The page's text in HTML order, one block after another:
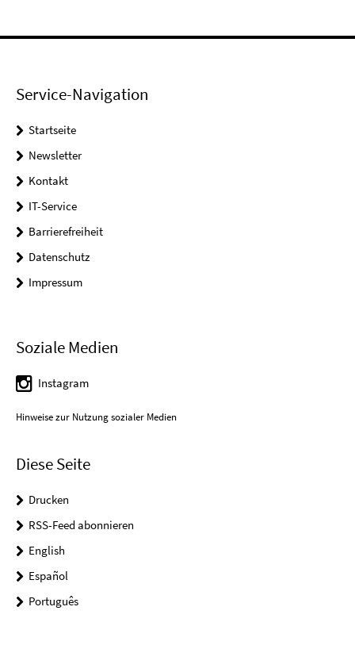
Service-Navigation
Startseite
Newsletter
Kontakt
IT-Service
Barrierefreiheit
Datenschutz
Impressum
Soziale Medien
Instagram
Hinweise zur Nutzung sozialer Medien
Diese Seite
Drucken
RSS-Feed abonnieren
English
Español
Português